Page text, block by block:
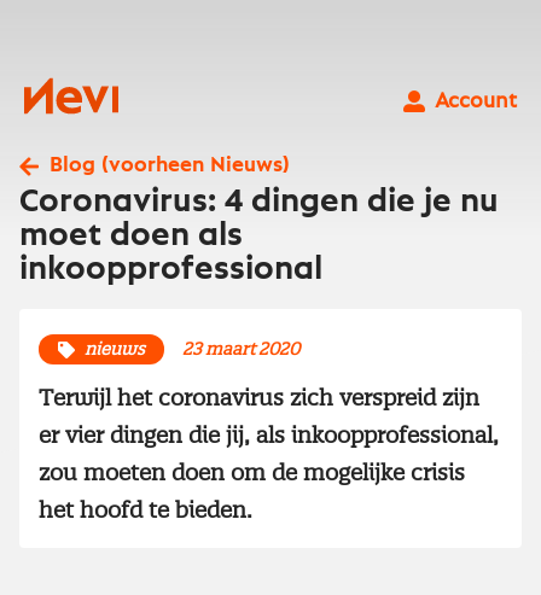
Nevi
Account
Blog (voorheen Nieuws)
Coronavirus: 4 dingen die je nu
moet doen als
inkoopprofessional
nieuws 23 maart 2020
Terwijl het coronavirus zich verspreid zijn
er vier dingen die jij, als inkoopprofessional,
zou moeten doen om de mogelijke crisis
het hoofd te bieden.